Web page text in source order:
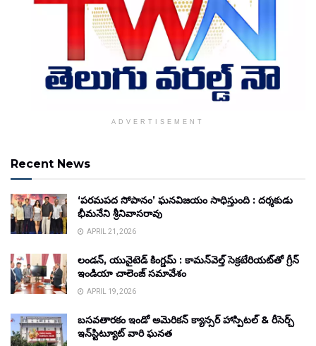
ADVERTISEMENT
Recent News
‘పరమపద సోపానం’ ఘనవిజయం సాధిస్తుంది : దర్శకుడు
భీమనేని శ్రీనివాసరావు
APRIL 21, 2026
లండన్, యునైటెడ్ కింగ్డమ్ : కామన్‌వెల్త్ సెక్రటేరియట్‌తో గ్రీన్
ఇండియా చాలెంజ్ సమావేశం
APRIL 19, 2026
బసవతారకం ఇండో అమెరికన్ క్యాన్సర్ హాస్పిటల్ & రీసెర్చ్
ఇన్‌స్టిట్యూట్ వారి ఘనత